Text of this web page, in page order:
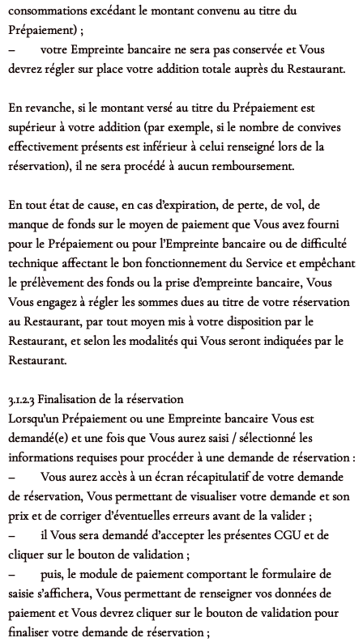
consommations excédant le montant convenu au titre du
Prépaiement) ;
– votre Empreinte bancaire ne sera pas conservée et Vous
devrez régler sur place votre addition totale auprès du Restaurant.
En revanche, si le montant versé au titre du Prépaiement est
supérieur à votre addition (par exemple, si le nombre de convives
effectivement présents est inférieur à celui renseigné lors de la
réservation), il ne sera procédé à aucun remboursement.
En tout état de cause, en cas d’expiration, de perte, de vol, de
manque de fonds sur le moyen de paiement que Vous avez fourni
pour le Prépaiement ou pour l’Empreinte bancaire ou de difficulté
technique affectant le bon fonctionnement du Service et empêchant
le prélèvement des fonds ou la prise d’empreinte bancaire, Vous
Vous engagez à régler les sommes dues au titre de votre réservation
au Restaurant, par tout moyen mis à votre disposition par le
Restaurant, et selon les modalités qui Vous seront indiquées par le
Restaurant.
3.1.2.3 Finalisation de la réservation
Lorsqu’un Prépaiement ou une Empreinte bancaire Vous est
demandé(e) et une fois que Vous aurez saisi / sélectionné les
informations requises pour procéder à une demande de réservation :
– Vous aurez accès à un écran récapitulatif de votre demande
de réservation, Vous permettant de visualiser votre demande et son
prix et de corriger d’éventuelles erreurs avant de la valider ;
– il Vous sera demandé d’accepter les présentes CGU et de
cliquer sur le bouton de validation ;
– puis, le module de paiement comportant le formulaire de
saisie s’affichera, Vous permettant de renseigner vos données de
paiement et Vous devrez cliquer sur le bouton de validation pour
finaliser votre demande de réservation ;